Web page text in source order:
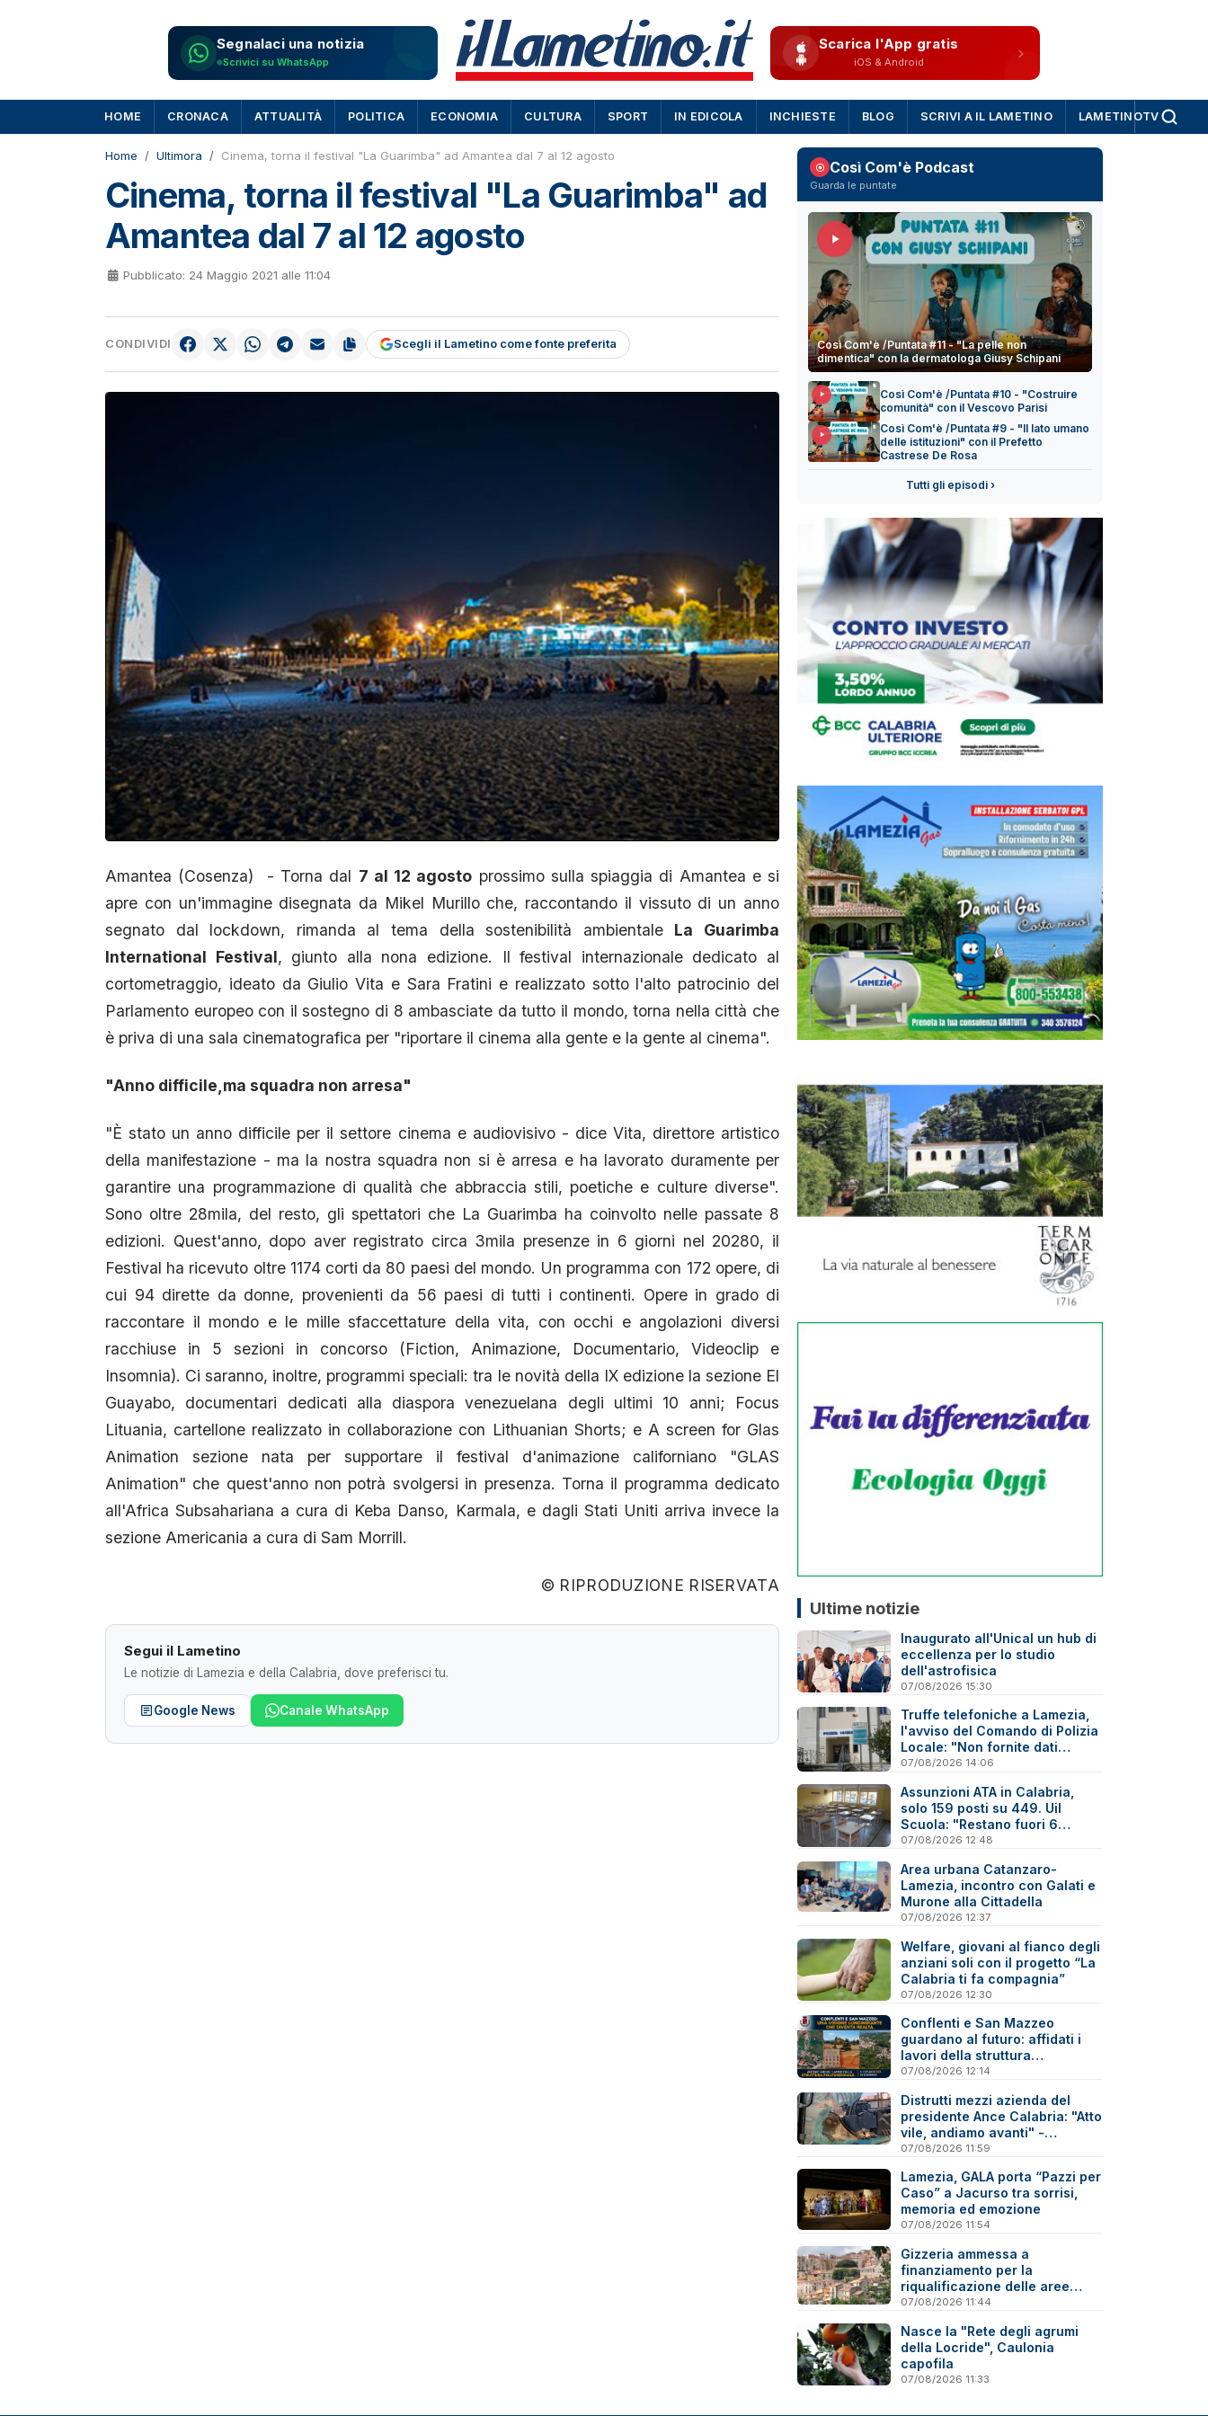
Segnalaci una notizia
Scrivici su WhatsApp
Scarica l'App gratis
iOS & Android
HOME CRONACA ATTUALITÀ POLITICA ECONOMIA CULTURA SPORT IN EDICOLA INCHIESTE BLOG SCRIVI A IL LAMETINO LAMETINOTV
Home Ultimora Cinema, torna il festival "La Guarimba" ad Amantea dal 7 al 12 agosto
Cinema, torna il festival "La Guarimba" ad
Amantea dal 7 al 12 agosto
Pubblicato: 24 Maggio 2021 alle 11:04
CONDIVIDI Scegli il Lametino come fonte preferita
Amantea (Cosenza) - Torna dal 7 al 12 agosto prossimo sulla spiaggia di Amantea e si
apre con un'immagine disegnata da Mikel Murillo che, raccontando il vissuto di un anno
segnato dal lockdown, rimanda al tema della sostenibilità ambientale La Guarimba
International Festival, giunto alla nona edizione. Il festival internazionale dedicato al
cortometraggio, ideato da Giulio Vita e Sara Fratini e realizzato sotto l'alto patrocinio del
Parlamento europeo con il sostegno di 8 ambasciate da tutto il mondo, torna nella città che
è priva di una sala cinematografica per "riportare il cinema alla gente e la gente al cinema".
"Anno difficile,ma squadra non arresa"
"È stato un anno difficile per il settore cinema e audiovisivo - dice Vita, direttore artistico
della manifestazione - ma la nostra squadra non si è arresa e ha lavorato duramente per
garantire una programmazione di qualità che abbraccia stili, poetiche e culture diverse".
Sono oltre 28mila, del resto, gli spettatori che La Guarimba ha coinvolto nelle passate 8
edizioni. Quest'anno, dopo aver registrato circa 3mila presenze in 6 giorni nel 20280, il
Festival ha ricevuto oltre 1174 corti da 80 paesi del mondo. Un programma con 172 opere, di
cui 94 dirette da donne, provenienti da 56 paesi di tutti i continenti. Opere in grado di
raccontare il mondo e le mille sfaccettature della vita, con occhi e angolazioni diversi
racchiuse in 5 sezioni in concorso (Fiction, Animazione, Documentario, Videoclip e
Insomnia). Ci saranno, inoltre, programmi speciali: tra le novità della IX edizione la sezione El
Guayabo, documentari dedicati alla diaspora venezuelana degli ultimi 10 anni; Focus
Lituania, cartellone realizzato in collaborazione con Lithuanian Shorts; e A screen for Glas
Animation sezione nata per supportare il festival d'animazione californiano "GLAS
Animation" che quest'anno non potrà svolgersi in presenza. Torna il programma dedicato
all'Africa Subsahariana a cura di Keba Danso, Karmala, e dagli Stati Uniti arriva invece la
sezione Americania a cura di Sam Morrill.
© RIPRODUZIONE RISERVATA
Segui il Lametino
Le notizie di Lamezia e della Calabria, dove preferisci tu.
Google News Canale WhatsApp
Così Com'è Podcast
Guarda le puntate
Così Com'è /Puntata #11 - "La pelle non
dimentica" con la dermatologa Giusy Schipani
Così Com'è /Puntata #10 - "Costruire
comunità" con il Vescovo Parisi
Così Com'è /Puntata #9 - "Il lato umano
delle istituzioni" con il Prefetto
Castrese De Rosa
Tutti gli episodi ›
Ultime notizie
Inaugurato all'Unical un hub di
eccellenza per lo studio
dell'astrofisica
07/08/2026 15:30
Truffe telefoniche a Lamezia,
l'avviso del Comando di Polizia
Locale: "Non fornite dati
personali"
07/08/2026 14:06
Assunzioni ATA in Calabria,
solo 159 posti su 449. Uil
Scuola: "Restano fuori 6
precari su 10"
07/08/2026 12:48
Area urbana Catanzaro-
Lamezia, incontro con Galati e
Murone alla Cittadella
07/08/2026 12:37
Welfare, giovani al fianco degli
anziani soli con il progetto “La
Calabria ti fa compagnia”
07/08/2026 12:30
Conflenti e San Mazzeo
guardano al futuro: affidati i
lavori della struttura
polifunzionale
07/08/2026 12:14
Distrutti mezzi azienda del
presidente Ance Calabria: "Atto
vile, andiamo avanti" -
Reazioni
07/08/2026 11:59
Lamezia, GALA porta “Pazzi per
Caso” a Jacurso tra sorrisi,
memoria ed emozione
07/08/2026 11:54
Gizzeria ammessa a
finanziamento per la
riqualificazione delle aree
degradate
07/08/2026 11:44
Nasce la "Rete degli agrumi
della Locride", Caulonia
capofila
07/08/2026 11:33